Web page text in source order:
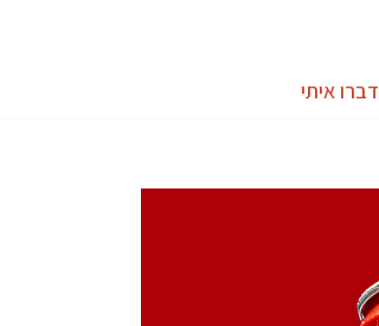
דברו איתי